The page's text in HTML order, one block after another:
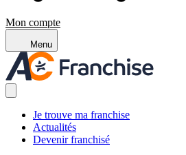
Mon compte
Menu
Je trouve ma franchise
Actualités
Devenir franchisé